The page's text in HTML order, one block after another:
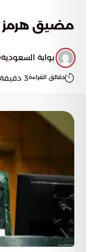
مضيق هرمز
بوابة السعودية
دقائق القراءة3 دقيقة